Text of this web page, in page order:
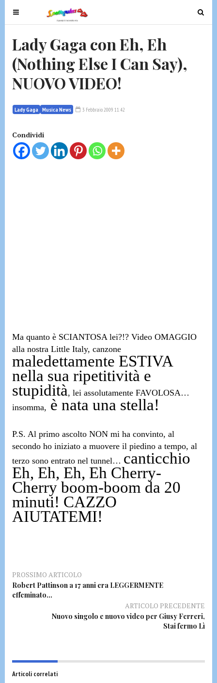
T
o
l
e
n
v
i
a
t
T
o
Lady Gaga con Eh, Eh
(Nothing Else I Can Say),
NUOVO VIDEO!
Lady Gaga Musica News 3 Febbraio 2009 11:42
Condividi
Ma quanto è SCIANTOSA lei?!? Video OMAGGIO
alla nostra Little Italy, canzone
maledettamente ESTIVA
nella sua ripetitività e
stupidità, lei assolutamente FAVOLOSA…
insomma, è nata una stella!
P.S. Al primo ascolto NON mi ha convinto, al
secondo ho iniziato a muovere il piedino a tempo, al
terzo sono entrato nel tunnel… canticchio
Eh, Eh, Eh, Eh Cherry-
Cherry boom-boom da 20
minuti! CAZZO
AIUTATEMI!
PROSSIMO ARTICOLO
Robert Pattinson a 17 anni era LEGGERMENTE
effeminato…
ARTICOLO PRECEDENTE
Nuovo singolo e nuovo video per Giusy Ferreri,
Stai fermo Lì
Articoli correlati